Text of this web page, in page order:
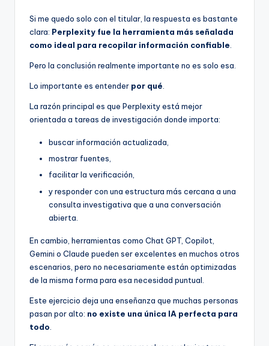
Si me quedo solo con el titular, la respuesta es bastante
clara: Perplexity fue la herramienta más señalada
como ideal para recopilar información confiable
Pero la conclusión realmente importante no es solo esa.
Lo importante es entender por qué
La razón principal es que Perplexity está mejor
orientada a tareas de investigación donde importa:
buscar información actualizada,
mostrar fuentes,
facilitar la verificación,
y responder con una estructura más cercana a una
consulta investigativa que a una conversación
abierta.
En cambio, herramientas como Chat GPT, Copilot,
Gemini o Claude pueden ser excelentes en muchos otros
escenarios, pero no necesariamente están optimizadas
de la misma forma para esa necesidad puntual.
Este ejercicio deja una enseñanza que muchas personas
pasan por alto: no existe una única IA perfecta para
todo